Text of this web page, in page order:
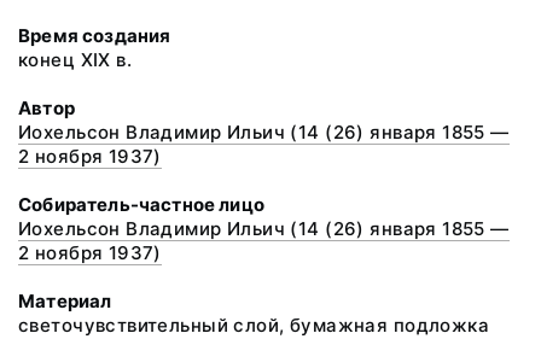
Время создания
конец XIX в.
Автор
Иохельсон Владимир Ильич (14 (26) января 1855 —
2 ноября 1937)
Собиратель-частное лицо
Иохельсон Владимир Ильич (14 (26) января 1855 —
2 ноября 1937)
Материал
светочувствительный слой, бумажная подложка